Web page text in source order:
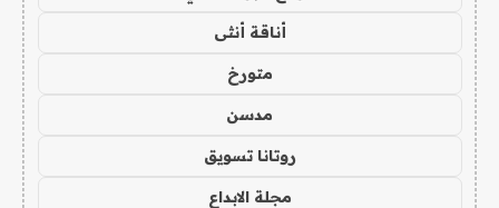
أناقة أنثى
متورخ
مدسن
روتانا تسويق
مجلة الابداع